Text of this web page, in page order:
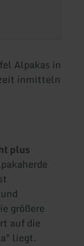
Alpakas in
inmitteln
plus
größere
auf die
liegt.